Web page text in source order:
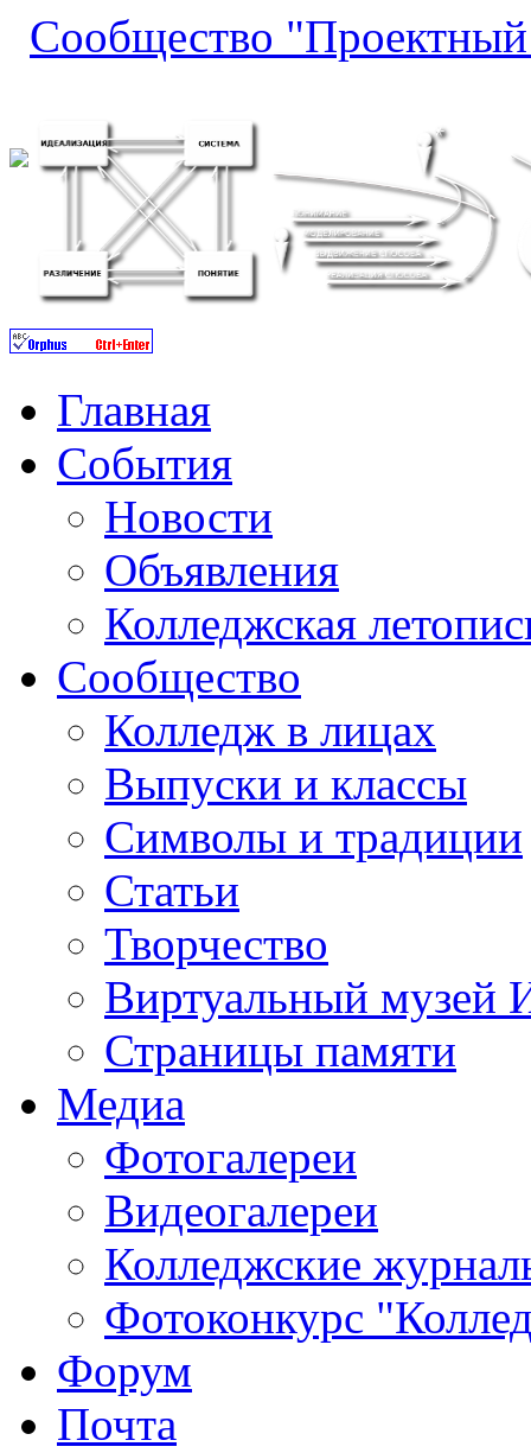
Сообщество
Главная
События
Новости
Объявления
Колледжская
Сообщество
Колледж в лицах
Выпуски и классы
Символы и традиции
Статьи
Творчество
Виртуальный музей
Страницы памяти
Медиа
Фотогалереи
Видеогалереи
Колледжские
Фотоконкурс
Форум
Почта